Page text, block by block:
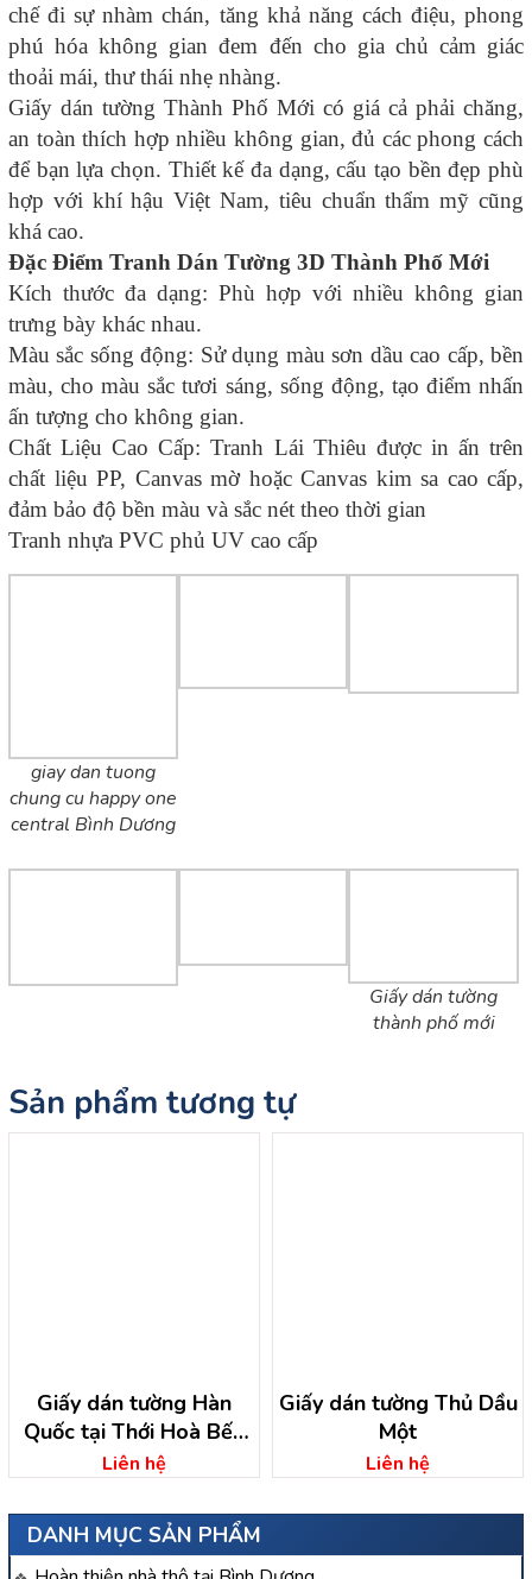
DANH MỤC SẢN PHẨM
chế đi sự nhàm chán, tăng khả năng cách điệu, phong
phú hóa không gian đem đến cho gia chủ cảm giác
thoải mái, thư thái nhẹ nhàng.
Giấy dán tường Thành Phố Mới có giá cả phải chăng,
an toàn thích hợp nhiều không gian, đủ các phong cách
để bạn lựa chọn. Thiết kế đa dạng, cấu tạo bền đẹp phù
hợp với khí hậu Việt Nam, tiêu chuẩn thẩm mỹ cũng
khá cao.
Đặc Điểm Tranh Dán Tường 3D Thành Phố Mới
Kích thước đa dạng: Phù hợp với nhiều không gian
trưng bày khác nhau.
Màu sắc sống động: Sử dụng màu sơn dầu cao cấp, bền
màu, cho màu sắc tươi sáng, sống động, tạo điểm nhấn
ấn tượng cho không gian.
Chất Liệu Cao Cấp: Tranh Lái Thiêu được in ấn trên
chất liệu PP, Canvas mờ hoặc Canvas kim sa cao cấp,
đảm bảo độ bền màu và sắc nét theo thời gian
Tranh nhựa PVC phủ UV cao cấp
giay dan tuong
chung cu happy one
central Bình Dương
Giấy dán tường
thành phố mới
Sản phẩm tương tự
Giấy dán tường Hàn
Quốc tại Thới Hoà Bến
Cát Bình Dương
Liên hệ
Giấy dán tường Thủ Dầu
Một
Liên hệ